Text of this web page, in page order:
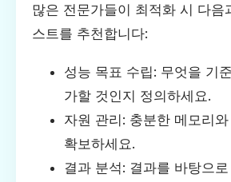
많은 전문가들이 최적화 시 다음
스트를 추천합니다:
성능 목표 수립: 무엇을 기
가할 것인지 정의하세요.
자원 관리: 충분한 메모리
확보하세요.
결과 분석: 결과를 바탕으